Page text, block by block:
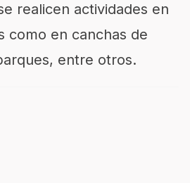
realicen actividades en
como en canchas de
entre otros.